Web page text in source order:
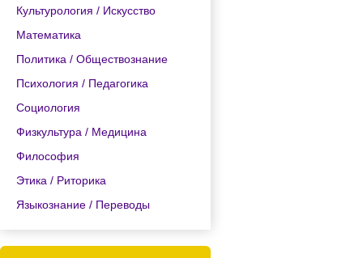
Культурология / Искусство
Математика
Политика / Обществознание
Психология / Педагогика
Социология
Физкультура / Медицина
Философия
Этика / Риторика
Языкознание / Переводы